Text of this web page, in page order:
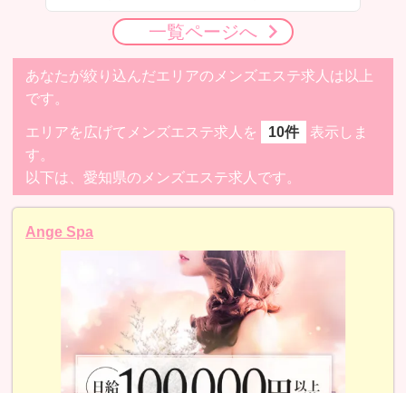
一覧ページへ
あなたが絞り込んだエリアのメンズエステ求人は以上
です。
エリアを広げてメンズエステ求人を 10件
表示しま
す。
以下は、愛知県のメンズエステ求人です。
Ange Spa